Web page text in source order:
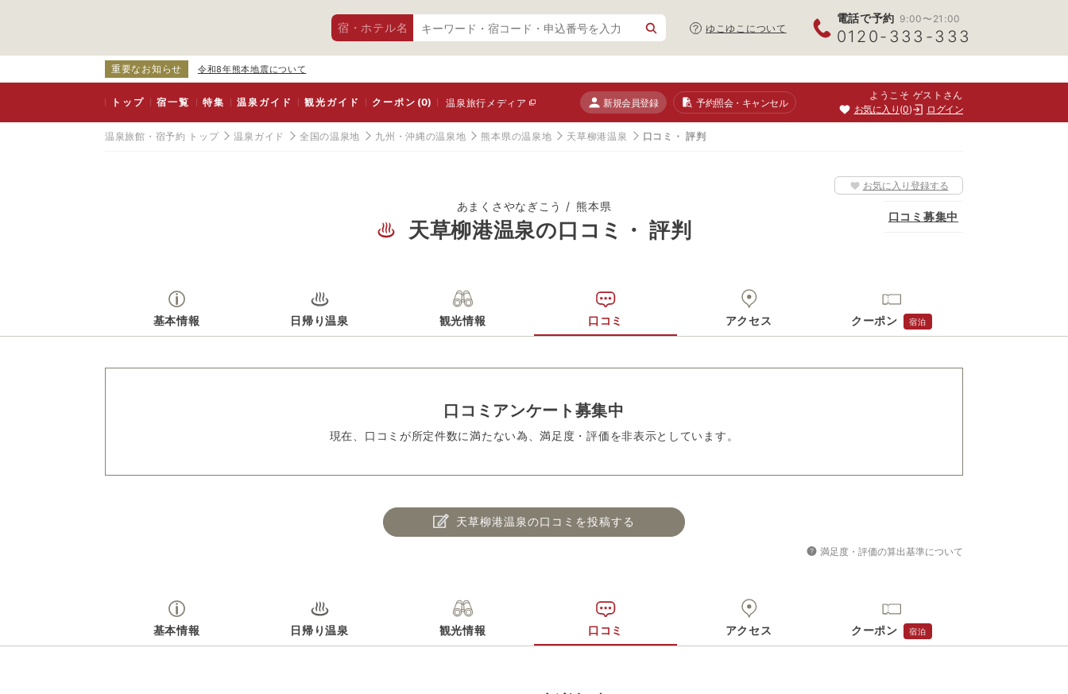
宿・ホテル名 ゆこゆこについて
電話で予約 9:00〜21:00
0120-333-333
重要なお知らせ 令和8年熊本地震について
トップ 宿一覧 特集 温泉ガイド 観光ガイド クーポン(0) 温泉旅行メディア 新規会員登録 予約照会・キャンセル
ようこそ ゲストさん
お気に入り 0 ログイン
温泉旅館・宿予約 トップ 温泉ガイド 全国の温泉地 九州・沖縄の温泉地 熊本県の温泉地 天草柳港温泉 口コミ・ 評判
あまくさやなぎこう 熊本県
天草柳港温泉の口コミ・ 評判
お気に入り登録する
口コミ募集中
基本情報 日帰り温泉 観光情報 口コミ アクセス クーポン 宿泊
口コミアンケート募集中
現在、口コミが所定件数に満たない為、満足度・評価を非表示としています。
天草柳港温泉の口コミを投稿する
満足度・評価の算出基準について
基本情報 日帰り温泉 観光情報 口コミ アクセス クーポン 宿泊